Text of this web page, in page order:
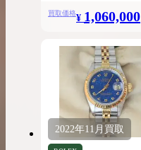
買取価格¥ 1,060,000
2022年11月 買取